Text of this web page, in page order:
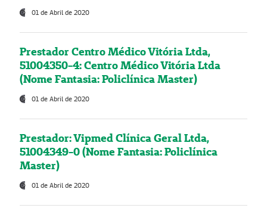
01 de Abril de 2020
Prestador Centro Médico Vitória Ltda,
51004350-4: Centro Médico Vitória Ltda
(Nome Fantasia: Policlínica Master)
01 de Abril de 2020
Prestador: Vipmed Clínica Geral Ltda,
51004349-0 (Nome Fantasia: Policlínica
Master)
01 de Abril de 2020